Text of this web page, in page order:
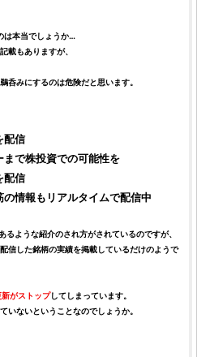
本当でしょうか…
載もありますが、
呑みにするのは危険だと思います。
配信
まで株投資での可能性を
配信
の情報もリアルタイムで配信中
るような紹介のされ方がされているのですが、
信した銘柄の実績を掲載しているだけのようで
新がストップしてしまっています。
いないということなのでしょうか。